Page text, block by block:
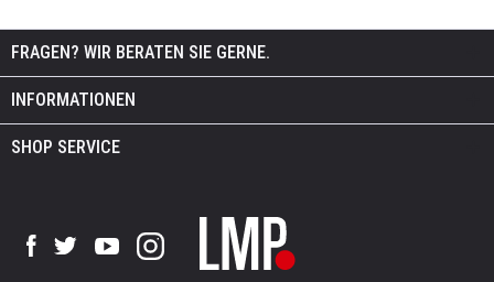
FRAGEN? WIR BERATEN SIE GERNE.
INFORMATIONEN
SHOP SERVICE